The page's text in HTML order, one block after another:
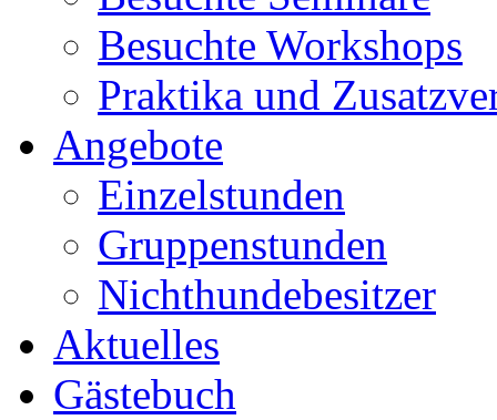
Besuchte Workshops
Praktika und
Angebote
Einzelstunden
Gruppenstunden
Nichthundebesitzer
Aktuelles
Gästebuch